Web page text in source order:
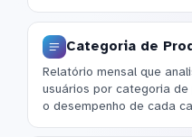
Categoria de
Relatório mensal que
usuários por categoria
o desempenho de cada